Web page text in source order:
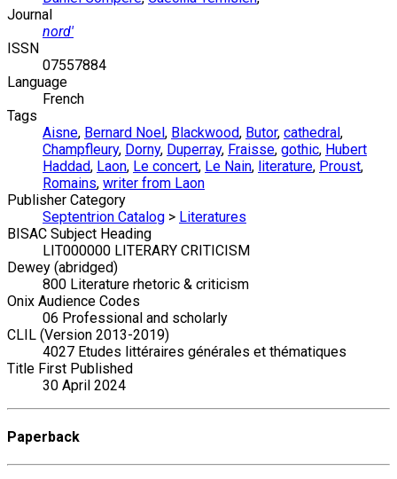
Journal
nord'
ISSN
07557884
Language
French
Tags
Aisne, Bernard Noel, Blackwood, Butor, cathedral,
Champfleury, Dorny, Duperray, Fraisse, gothic, Hubert
Haddad, Laon, Le concert, Le Nain, literature, Proust,
Romains, writer from Laon
Publisher Category
Septentrion Catalog > Literatures
BISAC Subject Heading
LIT000000 LITERARY CRITICISM
Dewey (abridged)
800 Literature rhetoric & criticism
Onix Audience Codes
06 Professional and scholarly
CLIL (Version 2013-2019)
4027 Etudes littéraires générales et thématiques
Title First Published
30 April 2024
Paperback